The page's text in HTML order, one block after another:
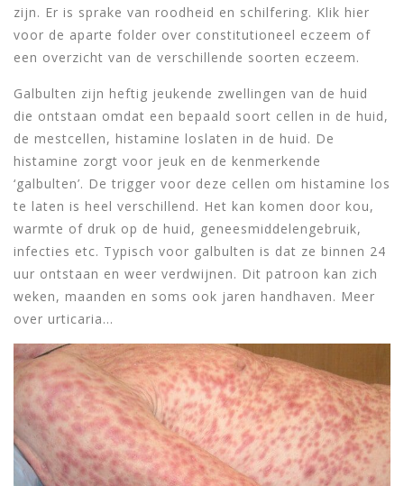
zijn. Er is sprake van roodheid en schilfering. Klik hier
voor de aparte folder over constitutioneel eczeem of
een overzicht van de verschillende soorten eczeem.
Galbulten zijn heftig jeukende zwellingen van de huid
die ontstaan omdat een bepaald soort cellen in de huid,
de mestcellen, histamine loslaten in de huid. De
histamine zorgt voor jeuk en de kenmerkende
‘galbulten’. De trigger voor deze cellen om histamine los
te laten is heel verschillend. Het kan komen door kou,
warmte of druk op de huid, geneesmiddelengebruik,
infecties etc. Typisch voor galbulten is dat ze binnen 24
uur ontstaan en weer verdwijnen. Dit patroon kan zich
weken, maanden en soms ook jaren handhaven. Meer
over urticaria…